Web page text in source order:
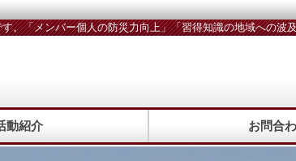
。「メンバー個人の防災力向上」「習得知識の地域への波
動紹介 お問合